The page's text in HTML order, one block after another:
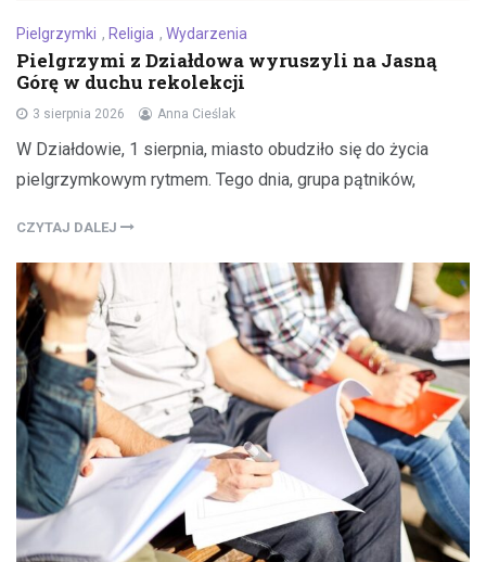
Pielgrzymki , Religia , Wydarzenia
Pielgrzymi z Działdowa wyruszyli na Jasną
Górę w duchu rekolekcji
3 sierpnia 2026 Anna Cieślak
W Działdowie, 1 sierpnia, miasto obudziło się do życia
pielgrzymkowym rytmem. Tego dnia, grupa pątników,
CZYTAJ DALEJ